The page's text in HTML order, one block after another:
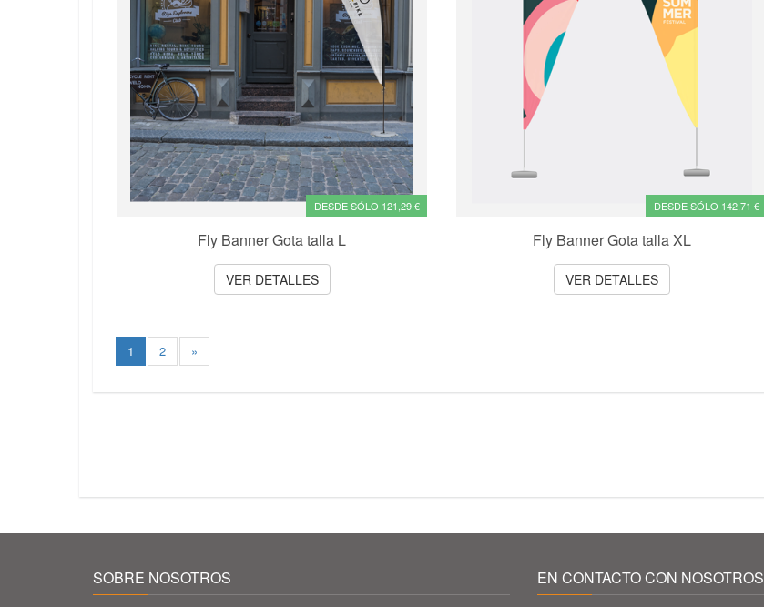
DESDE SÓLO 121,29 €
Fly Banner Gota talla L
VER DETALLES
DESDE SÓLO 142,71 €
Fly Banner Gota talla XL
VER DETALLES
1 2 »
SOBRE NOSOTROS EN CONTACTO CON NOSOTROS